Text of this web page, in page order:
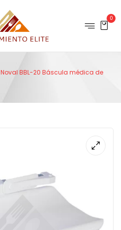
0
Noval BBL-20 Báscula médica de